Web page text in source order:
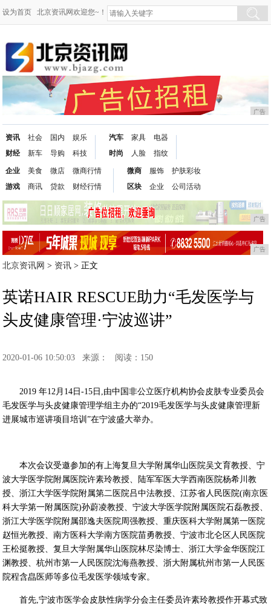
设为首页 北京资讯网欢迎您~！
广告
资讯
财经
社会
新车
国内
导购
娱乐
科技
汽车
时尚
家具
人脸
电器
指纹
企业
游戏
美食
商讯
微店
贷款
微商行情
财经行情
微商
区块
服饰
企业
护肤彩妆
公司活动
广告
广告
北京资讯网 > 资讯 > 正文
英诺HAIR RESCUE助力“毛发医学与
头皮健康管理·宁波巡讲”
2020-01-06 10:50:03 来源： 阅读：150
2019 年12月14日-15日,由中国非公立医疗机构协会皮肤专业委员会
毛发医学与头皮健康管理学组主办的“2019毛发医学与头皮健康管理新
进展城市巡讲项目培训”在宁波盛大举办。
本次会议受邀参加的有上海复旦大学附属华山医院吴文育教授、宁
波大学医学院附属医院许素玲教授、陆军军医大学西南医院杨希川教
授、浙江大学医学院附属第二医院吕中法教授、江苏省人民医院(南京医
科大学第一附属医院)孙蔚凌教授、宁波大学医学院附属医院石磊教授、
浙江大学医学院附属邵逸夫医院周强教授、重庆医科大学附属第一医院
赵恒光教授、南方医科大学南方医院苗勇教授、宁波市北仑区人民医院
王松挺教授、复旦大学附属华山医院林尽染博士、浙江大学金华医院江
渊教授、杭州市第一人民医院沈海燕教授、浙大附属杭州市第一人民医
院程含皛医师等多位毛发医学领域专家。
首先,宁波市医学会皮肤性病学分会主任委员许素玲教授作开幕式致